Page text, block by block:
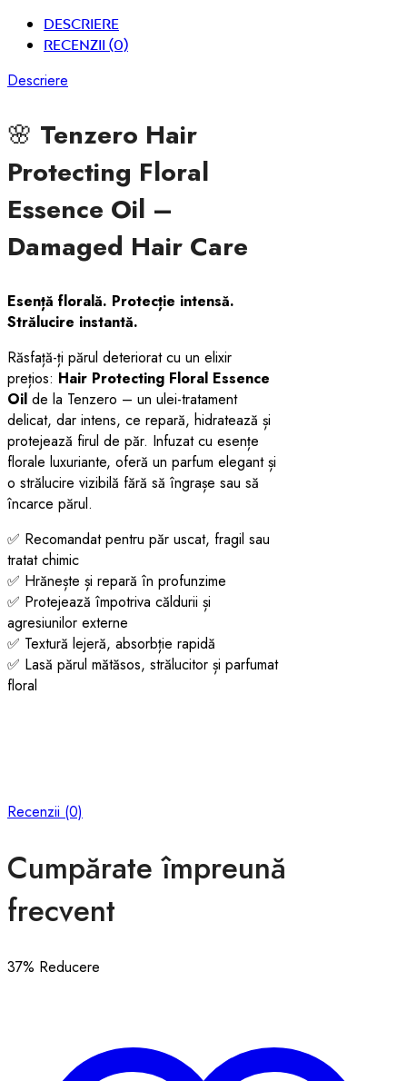
Descriere
Recenzii (0)
Descriere
🌸 Tenzero Hair
Protecting Floral
Essence Oil –
Damaged Hair Care
Esență florală. Protecție intensă.
Strălucire instantă.
Răsfață-ți părul deteriorat cu un elixir
prețios: Hair Protecting Floral Essence
Oil de la Tenzero – un ulei-tratament
delicat, dar intens, ce repară, hidratează și
protejează firul de păr. Infuzat cu esențe
florale luxuriante, oferă un parfum elegant și
o strălucire vizibilă fără să îngrașe sau să
încarce părul.
✅ Recomandat pentru păr uscat, fragil sau
tratat chimic
✅ Hrănește și repară în profunzime
✅ Protejează împotriva căldurii și
agresiunilor externe
✅ Textură lejeră, absorbție rapidă
✅ Lasă părul mătăsos, strălucitor și parfumat
floral
Recenzii (0)
Cumpărate împreună
frecvent
37% Reducere